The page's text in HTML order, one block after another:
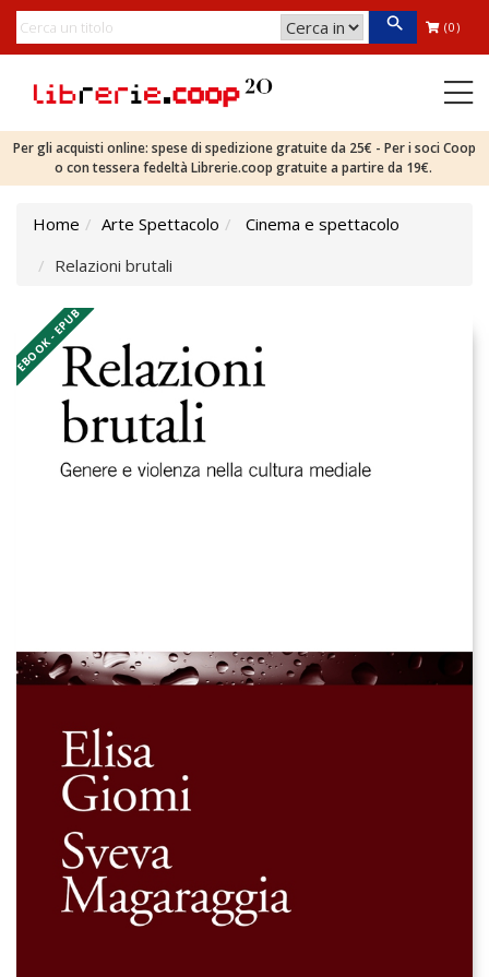
(0)
Per gli acquisti online: spese di spedizione gratuite da 25€ - Per i soci Coop
o con tessera fedeltà Librerie.coop gratuite a partire da 19€.
Home Arte Spettacolo
Cinema e spettacolo
Relazioni brutali
EBOOK - EPUB